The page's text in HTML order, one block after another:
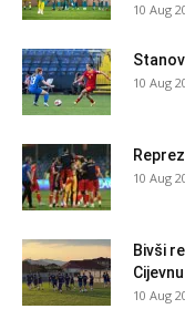
10 Aug
10 Aug
10 Aug
Bivši
Cijevnu
10 Aug